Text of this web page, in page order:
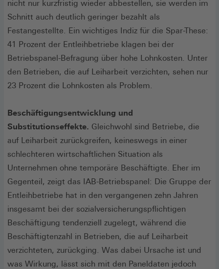
nicht nur kurzfristig wieder abbestellen, sie werden im
Schnitt auch deutlich geringer bezahlt als
Festangestellte. Ein wichtiges Indiz für die Spar-These:
41 Prozent der Entleihbetriebe klagen bei der
Betriebspanel-Befragung über hohe Lohnkosten. Unter
den Betrieben, die auf Leiharbeit verzichten, sehen nur
23 Prozent die Lohnkosten als Problem.
Beschäftigungsentwicklung und
Substitutionseffekte. Gleichwohl sind Betriebe, die
auf Leiharbeit zurückgreifen, keineswegs in einer
schlechteren wirtschaftlichen Situation als
Unternehmen ohne temporäre Beschäftigte. Eher im
Gegenteil, zeigt das IAB-Betriebspanel: Die Gruppe der
Entleihbetriebe hat in den vergangenen zehn Jahren
insgesamt bei der sozialversicherungspflichtigen
Beschäftigung tendenziell zugelegt, während die
Beschäftigtenzahl in Betrieben, die auf Leiharbeit
verzichteten, zurückging. Was dabei Ursache ist und
was Wirkung, lässt sich mit den Paneldaten jedoch